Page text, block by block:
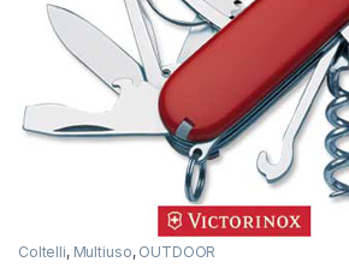
Coltelli, Multiuso, OUTDOOR